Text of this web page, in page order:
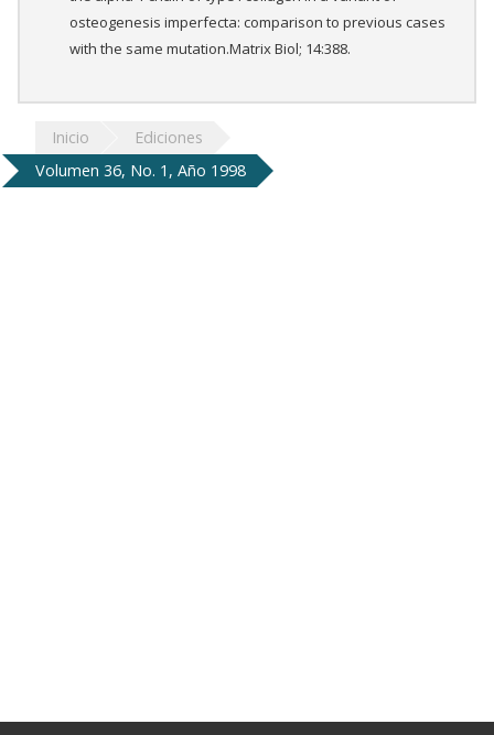
osteogenesis imperfecta: comparison to previous cases
with the same mutation.Matrix Biol; 14:388.
Inicio
Ediciones
Volumen 36, No. 1, Año 1998